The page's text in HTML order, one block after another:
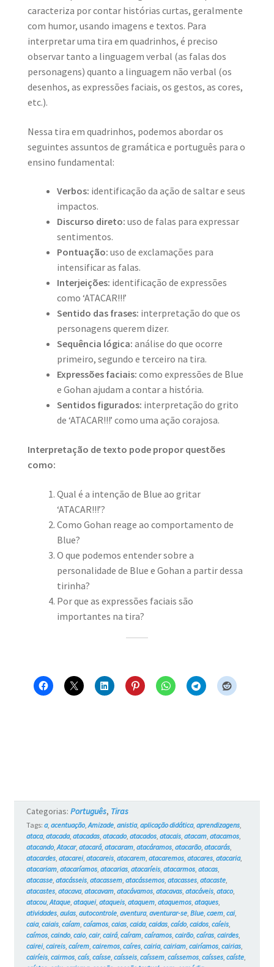
caracteriza por contar histórias curtas, geralmente
com humor, usando imagens e textos. Para
interpretar uma tira em quadrinhos, é preciso
observar tanto a linguagem verbal (as falas dos
personagens) quanto a linguagem não verbal (os
desenhos, as expressões faciais, os gestos, as cores,
etc.).
Nessa tira em quadrinhos, podemos abordar os
seguintes assuntos de gramática e português para o
ensino fundamental:
Verbos: identificação da ação de saltar e seus
impactos.
Discurso direto: uso de falas para expressar
sentimentos.
Pontuação: uso de exclamações para
intensificar as falas.
Interjeições: identificação de expressões
como ‘ATACAR!!!’
Sentido das frases: interpretação do que os
personagens querem dizer.
Sequência lógica: análise do que ocorre
primeiro, segundo e terceiro na tira.
Expressões faciais: como expressões de Blue
e Gohan ajudam a contar a história.
Sentidos figurados: interpretação do grito
de ‘ATACAR!!!’ como uma ação corajosa.
Interpretação de texto pode propor questões
como:
Qual é a intenção de Blue ao gritar
‘ATACAR!!!’?
Como Gohan reage ao comportamento de
Blue?
O que podemos entender sobre a
personalidade de Blue e Gohan a partir dessa
tirinha?
Por que as expressões faciais são
importantes na tira?
Categorias: Português, Tiras
Tags: a, acentuação, Amizade, anistia, aplicação didática, aprendizagens,
ataca, atacada, atacadas, atacado, atacados, atacais, atacam, atacamos,
atacando, Atacar, atacará, atacaram, atacáramos, atacarão, atacarás,
atacardes, atacarei, atacareis, atacarem, atacaremos, atacares, atacaria,
atacariam, atacaríamos, atacarias, atacaríeis, atacarmos, atacas,
atacasse, atacásseis, atacassem, atacássemos, atacasses, atacaste,
atacastes, atacava, atacavam, atacávamos, atacavas, atacáveis, ataco,
atacou, Ataque, ataquei, ataqueis, ataquem, ataquemos, ataques,
atividades, aulas, autocontrole, aventura, aventurar-se, Blue, caem, cai,
caia, caiais, caíam, caíamos, caias, caida, caidas, caído, caidos, caíeis,
caímos, caindo, caio, cair, cairá, caíram, caíramos, cairão, caíras, cairdes,
cairei, caireis, caírem, cairemos, caíres, cairia, cairiam, cairíamos, cairias,
cairíeis, cairmos, caís, caísse, caísseis, caíssem, caíssemos, caísses, caíste,